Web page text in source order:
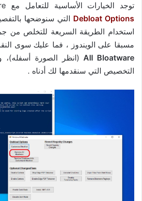
توجد الخيارات الأساسية للتعامل مع bloatware في قسم
Debloat Options التي سنوضحها
استخدام الطريقة السريعة للتخلص من
مسبقا على الويندوز ، فما عليك سوى
All Bloatware (انظر الصورة
التخصيص التي سنقدمها لك أدناه .